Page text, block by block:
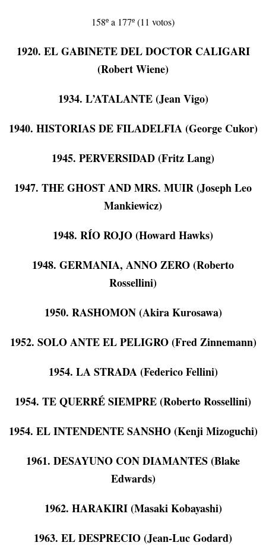
158º a 177º (11 votos)
1920. EL GABINETE DEL DOCTOR CALIGARI
(Robert Wiene)
1934. L’ATALANTE (Jean Vigo)
1940. HISTORIAS DE FILADELFIA (George Cukor)
1945. PERVERSIDAD (Fritz Lang)
1947. THE GHOST AND MRS. MUIR (Joseph Leo
Mankiewicz)
1948. RÍO ROJO (Howard Hawks)
1948. GERMANIA, ANNO ZERO (Roberto
Rossellini)
1950. RASHOMON (Akira Kurosawa)
1952. SOLO ANTE EL PELIGRO (Fred Zinnemann)
1954. LA STRADA (Federico Fellini)
1954. TE QUERRÉ SIEMPRE (Roberto Rossellini)
1954. EL INTENDENTE SANSHO (Kenji Mizoguchi)
1961. DESAYUNO CON DIAMANTES (Blake
Edwards)
1962. HARAKIRI (Masaki Kobayashi)
1963. EL DESPRECIO (Jean-Luc Godard)